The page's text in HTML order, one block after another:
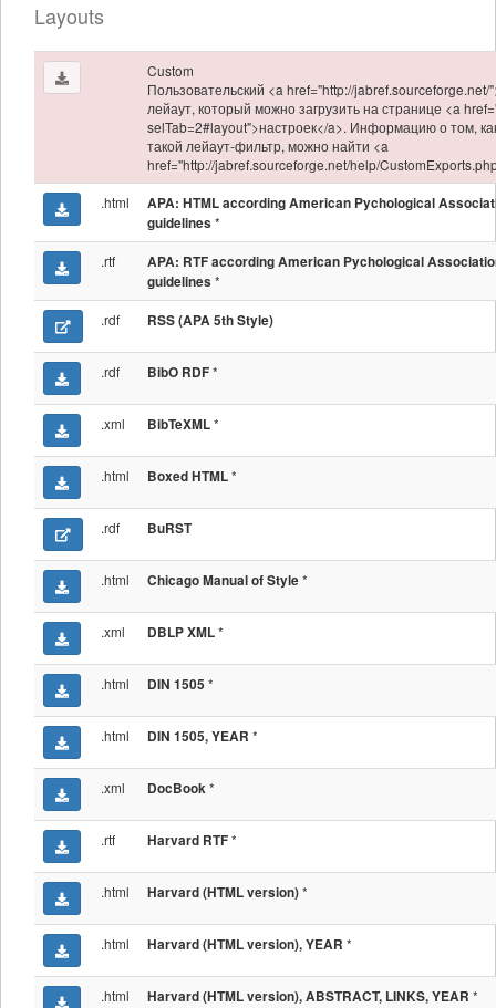
Layouts
Custom
Пользовательский <a href="http://jabref.sourceforge.net/
лейаут, который можно загрузить на странице <a
selTab=2#layout">настроек</a>. Информацию о том,
такой лейаут-фильтр, можно найти <a
href="http://jabref.sourceforge.net/help/
.html
APA: HTML according American Pychological
guidelines *
.rtf
APA: RTF according American Pychological
guidelines *
.rdf RSS (APA 5th Style)
.rdf BibO RDF*
.xml BibTeXML*
.html Boxed HTML*
.rdf BuRST
.html Chicago Manual of Style*
.xml DBLP XML*
.html DIN 1505 *
.html DIN 1505, YEAR *
.xml DocBook*
.rtf Harvard RTF*
.html Harvard (HTML version)*
.html Harvard (HTML version), YEAR *
.html Harvard (HTML version), ABSTRACT, LINKS, YEAR *